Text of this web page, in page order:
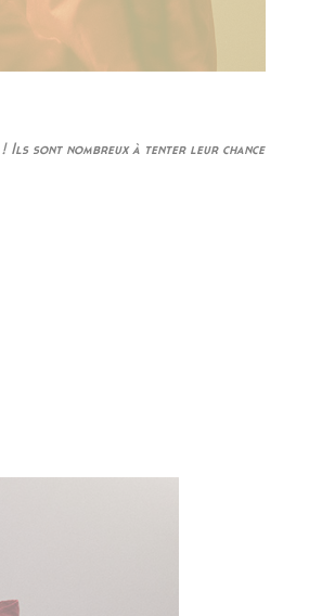
! Ils sont nombreux à tenter leur chance